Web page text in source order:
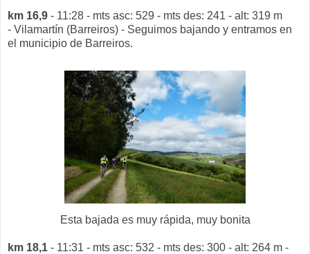
km 16,9 - 11:28 - mts asc: 529 - mts des: 241 - alt: 319 m
- Vilamartín (Barreiros) - Seguimos bajando y entramos en
el municipio de Barreiros.
Esta bajada es muy rápida, muy bonita
km 18,1 - 11:31 - mts asc: 532 - mts des: 300 - alt: 264 m -